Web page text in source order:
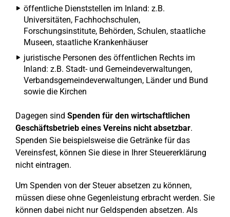
öffentliche Dienststellen im Inland: z.B.
Universitäten, Fachhochschulen,
Forschungsinstitute, Behörden, Schulen, staatliche
Museen, staatliche Krankenhäuser
juristische Personen des öffentlichen Rechts im
Inland: z.B. Stadt- und Gemeindeverwaltungen,
Verbandsgemeindeverwaltungen, Länder und Bund
sowie die Kirchen
Dagegen sind Spenden für den wirtschaftlichen
Geschäftsbetrieb eines Vereins nicht absetzbar.
Spenden Sie beispielsweise die Getränke für das
Vereinsfest, können Sie diese in Ihrer Steuererklärung
nicht eintragen.
Um Spenden von der Steuer absetzen zu können,
müssen diese ohne Gegenleistung erbracht werden. Sie
können dabei nicht nur Geldspenden absetzen. Als